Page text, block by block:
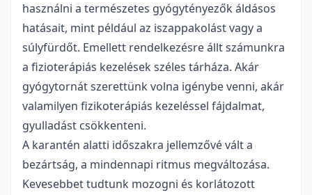
használni a természetes gyógytényezők áldásos
hatásait, mint például az iszappakolást vagy a
súlyfürdőt. Emellett rendelkezésre állt számunkra
a fizioterápiás kezelések széles tárháza. Akár
gyógytornát szerettünk volna igénybe venni, akár
valamilyen fizikoterápiás kezeléssel fájdalmat,
gyulladást csökkenteni.
A karantén alatti időszakra jellemzővé vált a
bezártság, a mindennapi ritmus megváltozása.
Kevesebbet tudtunk mozogni és korlátozott